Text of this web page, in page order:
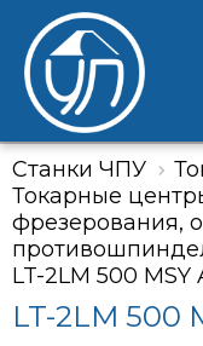
Станки ЧПУ
Токарные
фрезерования,
LT-2LM 500 MSY
LT-2LM 500